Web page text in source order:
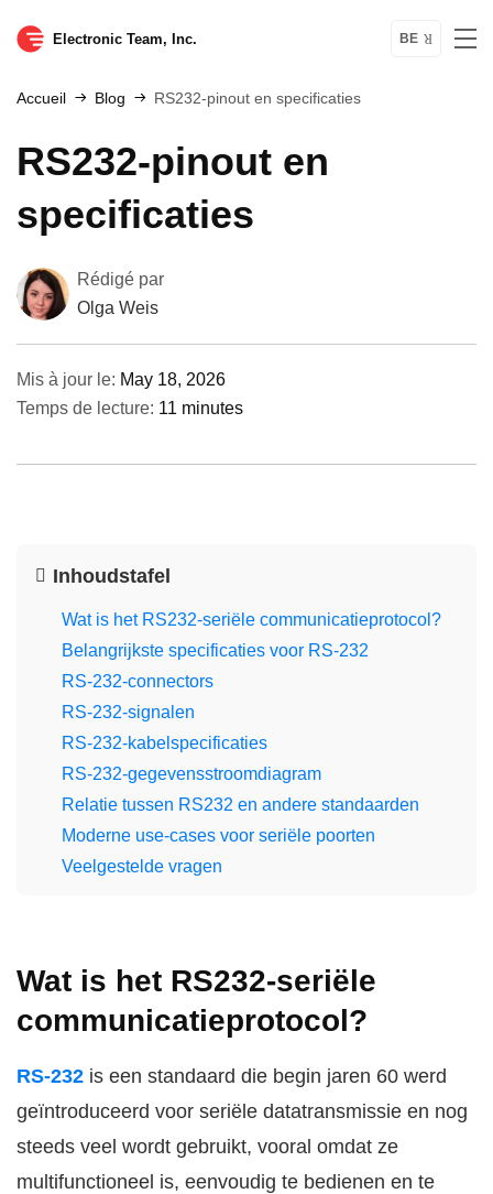
Electronic Team, Inc. BE
Accueil Blog RS232-pinout en specificaties
RS232-pinout en
specificaties
Rédigé par
Olga Weis
Mis à jour le: May 18, 2026
Temps de lecture: 11 minutes
Inhoudstafel
Wat is het RS232-seriële communicatieprotocol?
Belangrijkste specificaties voor RS-232
RS-232-connectors
RS-232-signalen
RS-232-kabelspecificaties
RS-232-gegevensstroomdiagram
Relatie tussen RS232 en andere standaarden
Moderne use-cases voor seriële poorten
Veelgestelde vragen
Wat is het RS232-seriële
communicatieprotocol?
RS-232 is een standaard die begin jaren 60 werd
geïntroduceerd voor seriële datatransmissie en nog
steeds veel wordt gebruikt, vooral omdat ze
multifunctioneel is, eenvoudig te bedienen en te